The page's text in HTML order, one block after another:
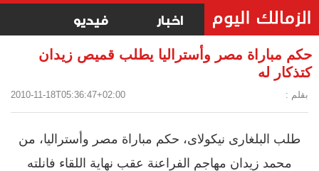
اخبار فيديو
حكم مباراة مصر وأستراليا يطلب قميص زيدان
كتذكار له
بقلم : 2010-11-18T05:36:47+02:00
طلب البلغارى نيكولاى، حكم مباراة مصر وأستراليا، من
محمد زيدان مهاجم الفراعنة عقب نهاية اللقاء فانلته